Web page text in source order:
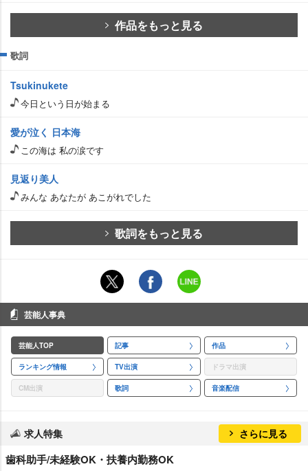
作品をもっと見る
歌詞
Tsukinukete
今日という日が始まる
愛が泣く 日本海
この海は 私の涙です
見返り美人
みんな あなたが あこがれでした
歌詞をもっと見る
芸能人事典
芸能人TOP 記事 作品
ランキング情報 TV出演 ドラマ出演
CM出演 歌詞 音楽配信
求人特集 さらに見る
歯科助手/未経験OK・扶養内勤務OK